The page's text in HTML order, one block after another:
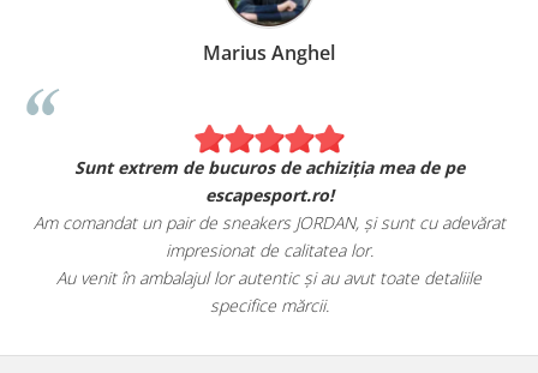
Marius Anghel
Sunt extrem de bucuros de achiziția mea de pe
escapesport.ro!
Am comandat un pair de sneakers JORDAN, și sunt cu adevărat
impresionat de calitatea lor.
Au venit în ambalajul lor autentic și au avut toate detaliile
specifice mărcii.